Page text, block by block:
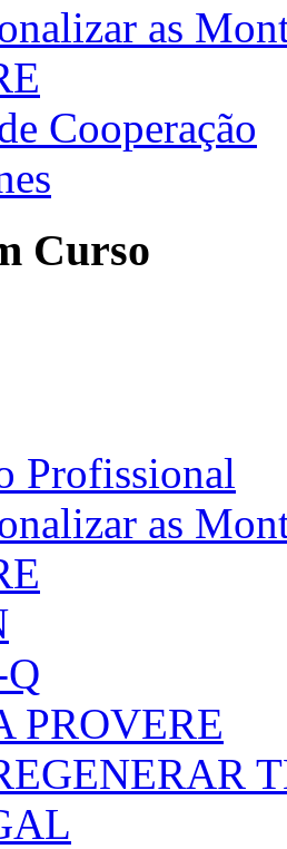
as
Cooperação
Curso
Profissional
as
PROVERE